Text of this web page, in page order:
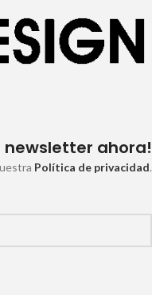
newsletter ahora!
Política de privacidad.